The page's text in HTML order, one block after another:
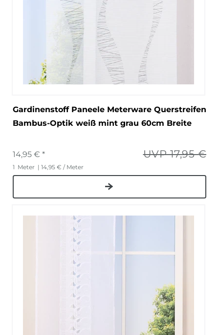
Gardinenstoff Paneele Meterware Querstreifen
Bambus-Optik weiß mint grau 60cm Breite
UVP 17,95 €
14,95 € *
1 Meter | 14,95 € / Meter